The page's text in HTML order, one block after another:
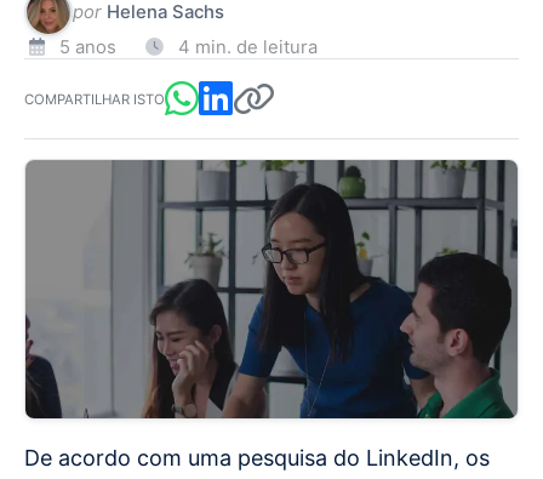
por Helena Sachs
5 anos
4 min. de leitura
COMPARTILHAR ISTO
De acordo com uma pesquisa do LinkedIn, os